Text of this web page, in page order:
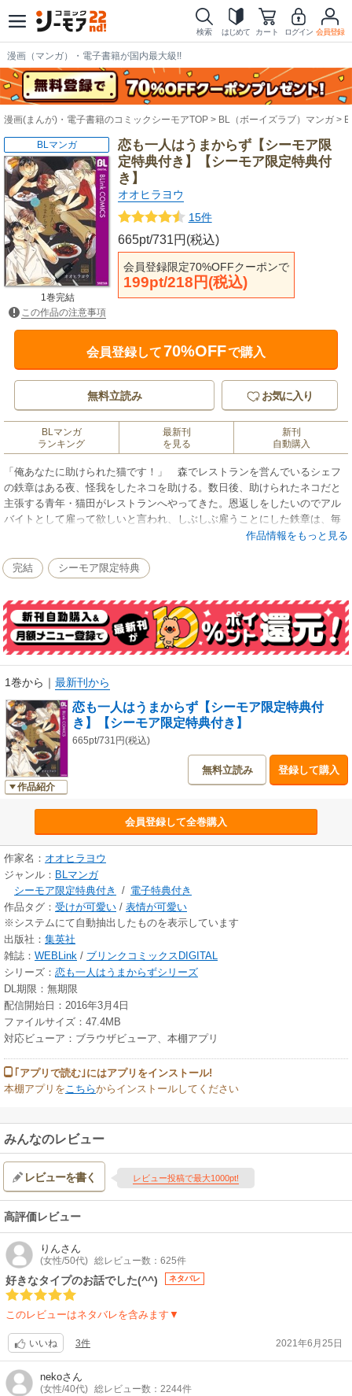
検索 はじめて カート ログイン 会員登録
漫画（マンガ）・電子書籍が国内最大級!!
漫画(まんが)・電子書籍のコミックシーモアTOP BL（ボーイズラブ）マンガ
恋も一人はうまからず【シーモア限
定特典付き】【シーモア限定特典付
き】
オオヒラヨウ
15件
665pt/731円(税込)
会員登録限定70%OFFクーポンで
199pt/218円(税込)
BLマンガ
1巻完結
この作品の注意事項
会員登録して70%OFFで購入
無料立読み お気に入り
BLマンガ
ランキング
最新刊
を見る
新刊
自動購入
「俺あなたに助けられた猫です！」 森でレストランを営んでいるシェフ
の鉄章はある夜、怪我をしたネコを助ける。数日後、助けられたネコだと
主張する青年・猫田がレストランへやってきた。恩返しをしたいのでアル
バイトとして雇って欲しいと言われ、しぶしぶ雇うことにした鉄章は、毎
日のように「好きです！」と伝えてくる猫田を少しずつ意識してしまう。
れるのかよ…！」 鉄章の店で働く陽人はある日、片想い相手の篠崎と喧
嘩してしまう。同居していた家を飛び出して街を歩いていると、常連客の
ることにした陽人。優しく接してくれる彼に対して、陽人の心は次第に揺
らいでいき──…。
作品情報をもっと見る
完結 シーモア限定特典
1巻から ｜ 最新刊から
作品紹介
恋も一人はうまからず【シーモア限定特典付
き】【シーモア限定特典付き】
665pt/731円(税込)
無料立読み 登録して購入
会員登録して全巻購入
作家名： オオヒラヨウ
ジャンル： BLマンガ
シーモア限定特典付き
/ 電子特典付き
作品タグ： 受けが可愛い / 表情が可愛い
※システムにて自動抽出したものを表示しています
出版社： 集英社
雑誌： WEBLink / ブリンクコミックスDIGITAL
シリーズ： 恋も一人はうまからずシリーズ
DL期限：無期限
配信開始日：2016年3月4日
ファイルサイズ：47.4MB
対応ビューア：ブラウザビューア、本棚アプリ
｢アプリで読む｣にはアプリをインストール!
本棚アプリを こちらからインストールしてください
みんなのレビュー
レビューを書く レビュー投稿で最大1000pt!
高評価レビュー
りんさん
(女性/50代) 総レビュー数：625件
好きなタイプのお話でした(^^) ネタバレ
このレビューはネタバレを含みます▼
いいね 3件 2021年6月25日
nekoさん
(女性/40代) 総レビュー数：2244件